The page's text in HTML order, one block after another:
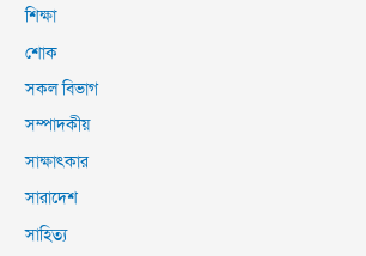
শিক্ষা
শোক
সকল বিভাগ
সম্পাদকীয়
সাক্ষাৎকার
সারাদেশ
সাহিত্য